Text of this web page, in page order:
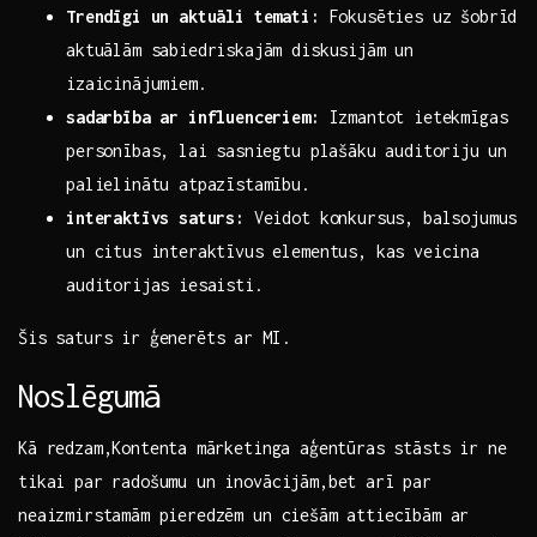
Trendīgi un aktuāli temati:
Fokusēties uz šobrīd
aktuālām sabiedriskajām diskusijām‌ un
izaicinājumiem.
sadarbība ‍ar ​influenceriem:
Izmantot ietekmīgas
personības, lai⁢ sasniegtu plašāku auditoriju⁤ un
palielinātu atpazīstamību.
interaktīvs saturs:
Veidot konkursus,‌ balsojumus
un citus interaktīvus‌ elementus, kas veicina
auditorijas iesaisti.
Šis saturs ir ģenerēts ar MI.
Noslēgumā
Kā redzam,Kontenta⁣ mārketinga aģentūras stāsts ir ⁢ne
tikai par radošumu un‍ inovācijām,bet arī par ​
neaizmirstamām ​pieredzēm un ciešām attiecībām ar